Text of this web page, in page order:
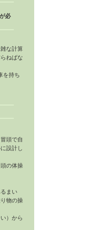
必
な計算
ねばな
を持ち
頭で自
設計し
の体操
まい
物の操
）から